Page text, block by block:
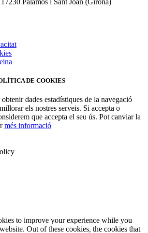
Palamós i Sant Joan (Girona)
DE COOKIES
dades estadístiques de la navegació
els nostres serveis. Si accepta o
que accepta el seu ús. Pot canviar la
més informació
to improve your experience while you
Out of these cookies, the cookies that